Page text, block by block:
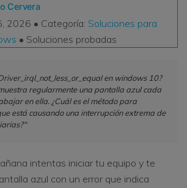
Pruébalo Gratis
Datos
Datos
Cervera
2026 • Categoría: Soluciones para
• Soluciones probadas
en windows 10?
regularmente una pantalla azul cada
en ella. ¿Cuál es el método para
está causando una interrupción extrema de
intentas iniciar tu equipo y te
azul con un error que indica